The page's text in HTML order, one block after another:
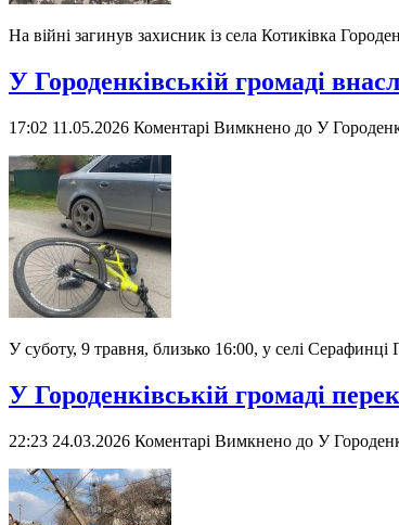
На війні загинув захисник із села Котиківка
У Городенківській громаді
17:02 11.05.2026 Коментарі Вимкнено до У
У суботу, 9 травня, близько 16:00, у селі Серафинці
У Городенківській громаді
22:23 24.03.2026 Коментарі Вимкнено до У